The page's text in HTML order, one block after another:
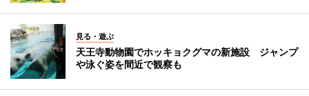
見る・遊ぶ
天王寺動物園でホッキョクグマの新施設 ジャンプ
や泳ぐ姿を間近で観察も